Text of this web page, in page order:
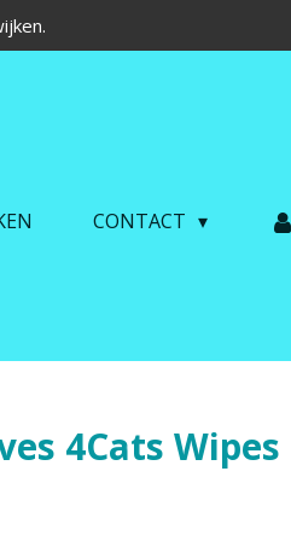
CONTACT
4Cats Wipes